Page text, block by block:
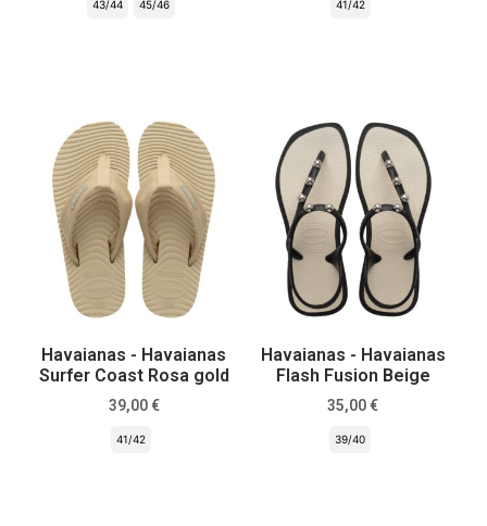
43/44 45/46 41/42
Havaianas - Havaianas
Surfer Coast Rosa gold
39,00 €
41/42
Havaianas - Havaianas
Flash Fusion Beige
35,00 €
39/40